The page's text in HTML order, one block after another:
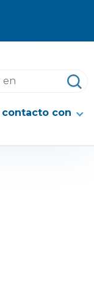
contacto con